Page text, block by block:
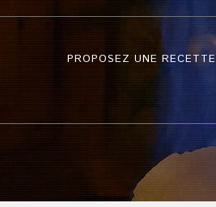
PROPOSEZ UNE RECETTE